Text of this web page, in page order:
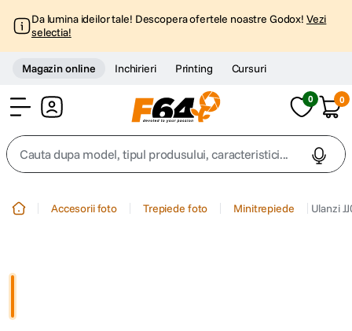
Da lumina ideilor tale! Descopera ofertele noastre Godox! Vezi
selectia!
Magazin online Inchirieri Printing Cursuri
0 0
Cauta dupa model, tipul produsului, caracteristici...
Accesorii foto Trepiede foto Minitrepiede Ulanzi